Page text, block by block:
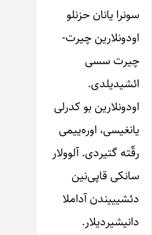
سونرا یانان حزنلو
اودونلارین چیرت-
چیرت سسی
ائشیدیلدی.
اودونلارین بو کدرلی
یانغیسی، اوره‌ییمی
رقّته گتیردی. آلوولار
سانکی قاپی‌نین
دئشیییندن آداملا
دانیشیردیلار.